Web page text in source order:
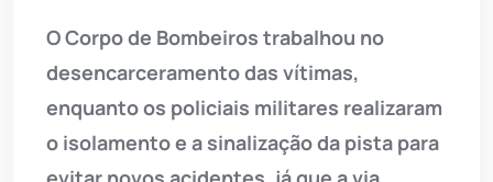
O Corpo de Bombeiros trabalhou no
desencarceramento das vítimas,
enquanto os policiais militares realizaram
o isolamento e a sinalização da pista para